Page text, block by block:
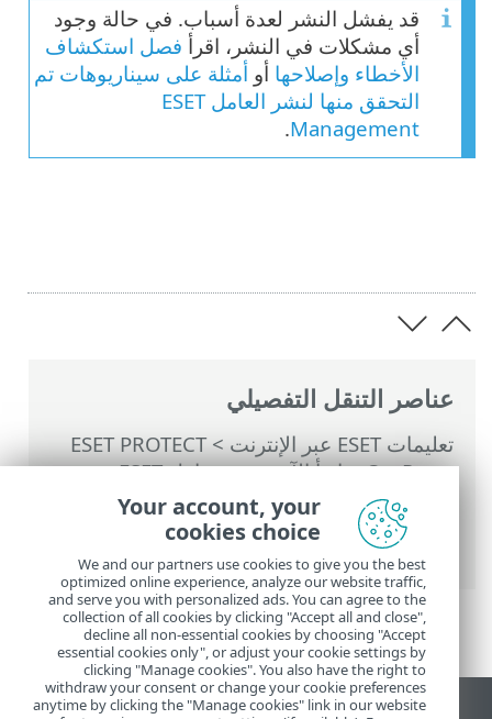
عناصر التنقل التفصيلي
تعليمات ESET عبر الإنترنت >
ESET PROTECT
On-Prem
>ابدأ الآن>
نشر عامل ESET
Management
>نشر عن بُعد>
ESET Remote
Deployment Tool
عن بُعد
قد يفشل النشر لعدة أسباب. في حالة وجود
أي مشكلات في النشر، اقرأ ‎ فصل استكشاف
الأخطاء وإصلاحها أو أمثلة على سيناريوهات تم
التحقق منها لنشر العامل ESET
Management
.
Your account, your
cookies choice
We and our partners use cookies to give you the best
optimized online experience, analyze our website traffic,
and serve you with personalized ads. You can agree to the
collection of all cookies by clicking "Accept all and close",
decline all non-essential cookies by choosing "Accept
essential cookies only", or adjust your cookie settings by
clicking "Manage cookies". You also have the right to
withdraw your consent or change your cookie preferences
anytime by clicking the "Manage cookies" link in our website